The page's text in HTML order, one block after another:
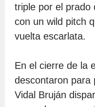
Phillips Valdez
completas de una
Luis Montero
innings por las
comenzar ambos
pitcheo por sus
triple por el prado
con un wild pitch
vuelta escarlata.
En el cierre de la
descontaron para
Vidal Bruján